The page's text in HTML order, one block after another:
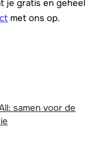
je gratis en geheel
met ons op.
samen voor de